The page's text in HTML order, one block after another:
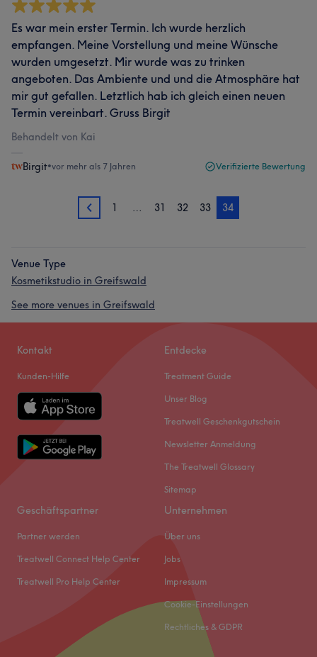
Es war mein erster Termin. Ich wurde herzlich
empfangen. Meine Vorstellung und meine Wünsche
wurden umgesetzt. Mir wurde was zu trinken
angeboten. Das Ambiente und und die Atmosphäre hat
mir gut gefallen. Letztlich hab ich gleich einen neuen
Termin vereinbart. Gruss Birgit
Behandelt von Kai
Birgit•vor mehr als 7 Jahren Verifizierte Bewertung
33 1 … 31 32 33 34
Venue Type
Kosmetikstudio in Greifswald
See more venues in Greifswald
Kontakt
Kunden-Hilfe
Entdecke
Treatment Guide
Unser Blog
Treatwell Geschenkgutschein
Newsletter Anmeldung
The Treatwell Glossary
Sitemap
Geschäftspartner
Partner werden
Treatwell Connect Help Center
Treatwell Pro Help Center
Unternehmen
Über uns
Jobs
Impressum
Cookie-Einstellungen
Rechtliches & GDPR